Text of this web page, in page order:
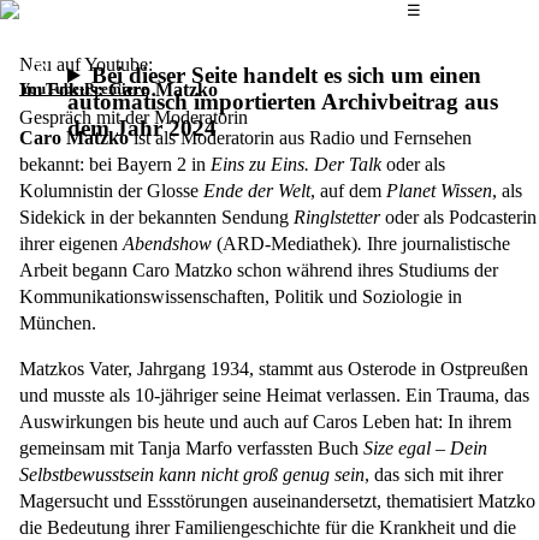
Das
☰
Bei dieser Seite handelt es sich um einen
automatisch importierten Archivbeitrag aus
dem Jahr 2024
Neu auf Youtube:
Im Fokus: Caro Matzko
Gespräch mit der Moderatorin
YouTube-Premiere
Caro Matzkoist als Moderatorin aus Radio und Fernsehen
bekannt: bei Bayern 2 in Eins zu Eins. Der Talkoder als
Kolumnistin der Glosse Ende der Welt, auf dem Planet Wissen, als
Sidekick in der bekannten Sendung Ringlstetteroder als Podcasterin
ihrer eigenen Abendshow (ARD-Mediathek). Ihre journalistische
Arbeit begann Caro Matzko schon während ihres Studiums der
Kommunikationswissenschaften, Politik und Soziologie in
München.
Matzkos Vater, Jahrgang 1934, stammt aus Osterode in Ostpreußen
und musste als 10-jähriger seine Heimat verlassen. Ein Trauma, das
Auswirkungen bis heute und auch auf Caros Leben hat: In ihrem
gemeinsam mit Tanja Marfo verfassten Buch Size egal – Dein
Selbstbewusstsein kann nicht groß genug sein, das sich mit ihrer
Magersucht und Essstörungen auseinandersetzt, thematisiert Matzko
die Bedeutung ihrer Familiengeschichte für die Krankheit und die